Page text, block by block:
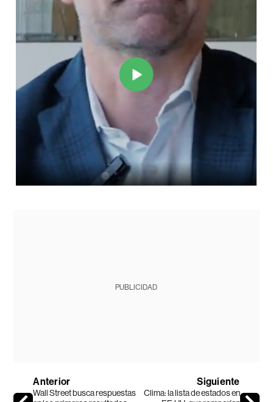
PUBLICIDAD
Anterior
Wall Street busca respuestas
Siguiente
Clima: la lista de estados en